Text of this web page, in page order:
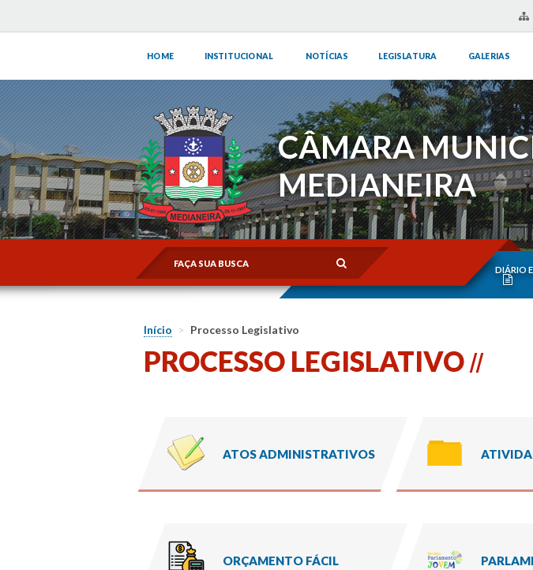
HOME INSTITUCIONAL NOTÍCIAS LEGISLATURA GALERIAS
CÂMARA
MEDIANEIRA
DIÁRIO
Início > Processo Legislativo
PROCESSO LEGISLATIVO
ATOS ADMINISTRATIVOS
ORÇAMENTO FÁCIL